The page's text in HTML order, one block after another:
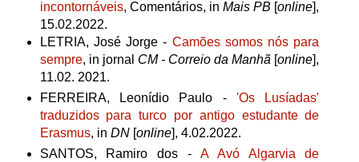
incontornáveis, Comentários, in Mais PB [online],
15.02.2022.
LETRIA, José Jorge - Camões somos nós para
sempre, in jornal CM - Correio da Manhã [online],
11.02. 2021.
FERREIRA, Leonídio Paulo -'Os Lusíadas'
traduzidos para turco por antigo estudante de
Erasmus, in DN[online], 4.02.2022.
SANTOS, Ramiro dos - A Avó Algarvia de